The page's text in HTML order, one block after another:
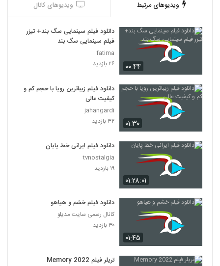
ویدیوهای مرتبط ویدیوهای کانال
۰۰:۴۴
دانلود فیلم سینمایی سگ بند+ تیزر
فیلم سینمایی سگ بند
fatima
۲۶ بازدید
۰۱:۳۰
دانلود فیلم زیباترین رویا با حجم کم و
کیفیت عالی
jahangardi
۳۲ بازدید
۰۱:۲۸:۰۱
دانلود فیلم ایرانی خط پایان
tvnostalgia
۱۹ بازدید
۰۱:۴۵
دانلود فیلم خشم و هیاهو
کانال رسمی سایت مدیلو
۳۰ بازدید
تریلر فیلم Memory 2022